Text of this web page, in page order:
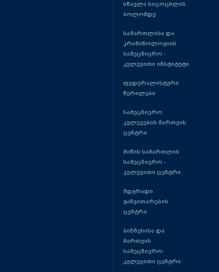
სწავლა სიცოცხლის
ბოლომდე
სამართლისა და
კრიმინოლოგიის
სამეცნიერო -
კვლევითი ინსტიტუტი
ფედერალისტური
წერილები
სამეცნიერო
კვლევების მართვის
ცენტრი
მიწის სამართლის
სამეცნიერო -
კვლევითი ცენტრი
მდგრადი
განვითარების
ცენტრი
ბიზნესისა და
მართვის
სამეცნიერო-
კვლევითი ცენტრი